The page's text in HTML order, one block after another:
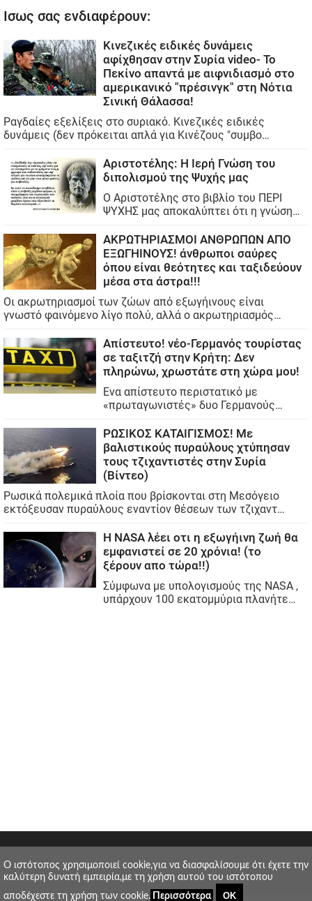
O ιστότοπος χρησιμοποιεί cookie,για να διασφαλίσουμε ότι έχετε την
καλύτερη δυνατή εμπειρία,με τη χρήση αυτού του ιστότοπου
αποδέχεστε τη χρήση των cookie.
Περισσότερα ΟΚ